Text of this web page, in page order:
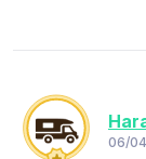
06/